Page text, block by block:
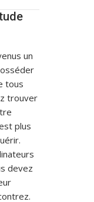
un
tous
trouver
plus
devez